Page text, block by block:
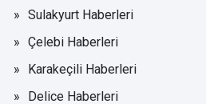
Sulakyurt Haberleri
Çelebi Haberleri
Karakeçili Haberleri
Delice Haberleri